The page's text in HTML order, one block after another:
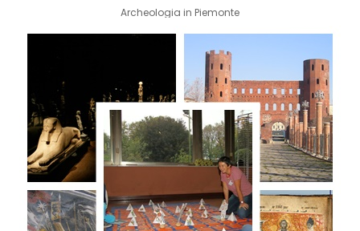
Archeologia in Piemonte